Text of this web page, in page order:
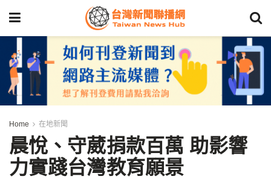
Home 在地新聞
晨悅、守葳捐款百萬 助影響
力實踐台灣教育願景